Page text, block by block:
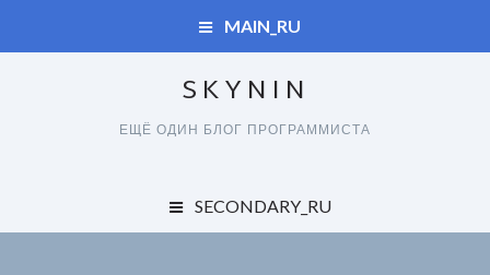
MAIN_RU
SKYNIN
ЕЩЁ ОДИН БЛОГ ПРОГРАММИСТА
SECONDARY_RU